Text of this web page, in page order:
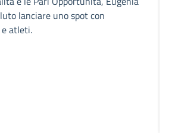
lanciare uno spot con
atleti.